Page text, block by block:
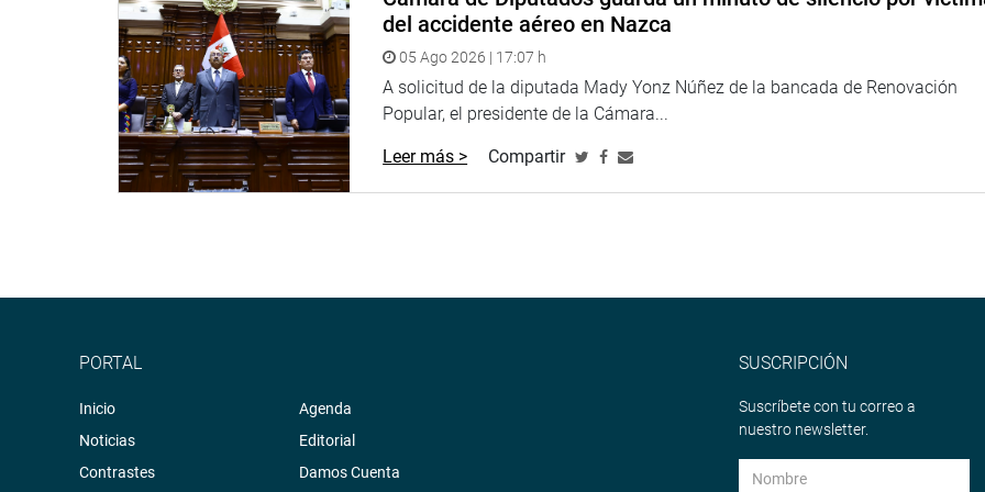
OFICINA DE COMUNICACIONES E IMAGEN INSTITUCIONAL
del accidente aéreo en Nazca
05 Ago 2026 | 17:07 h
A solicitud de la diputada Mady Yonz Núñez de la bancada de Renovación
Popular, el presidente de la Cámara...
Leer más > Compartir
PORTAL
Inicio
Noticias
Contrastes
Agenda
Editorial
Damos Cuenta
SUSCRIPCIÓN
Suscríbete con tu correo a
nuestro newsletter.